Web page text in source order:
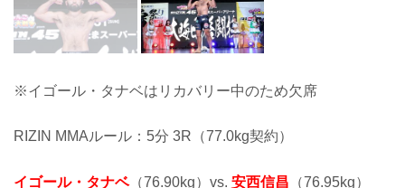
※イゴール・タナベはリカバリー中のため欠席
RIZIN MMAルール：5分 3R（77.0kg契約）
イゴール・タナベ（76.90kg）vs. 安西信昌 （76.95kg）